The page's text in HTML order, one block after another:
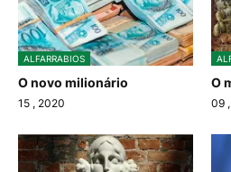
ALFARRABIOS
O novo milionário
15 , 2020
O
09